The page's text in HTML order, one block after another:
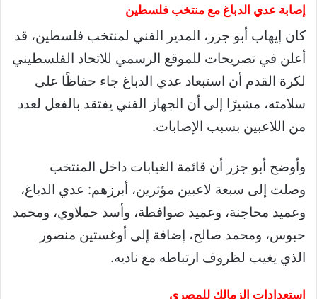
إصابة عدي الدباغ مع منتخب فلسطين
كان إيهاب أبو جزر، المدير الفني لمنتخب فلسطين، قد
أعلن في تصريحات للموقع الرسمي للاتحاد الفلسطيني
لكرة القدم أن استبعاد عدي الدباغ جاء حفاظًا على
سلامته، مشيرًا إلى أن الجهاز الفني يفتقد بالفعل لعدد
من اللاعبين بسبب الإصابات.
وأوضح أبو جزر أن قائمة الغيابات داخل المنتخب
وصلت إلى سبعة لاعبين مؤثرين، أبرزهم: عدي الدباغ،
وعميد محاجنة، وعميد صوافطة، وأسد حملاوي، ومحمد
حبوس، ومحمد صالح، إضافة إلى أوغستين منصور
الذي يغيب لظروف ارتباطه مع ناديه.
استعدادات الزمالك للمصري